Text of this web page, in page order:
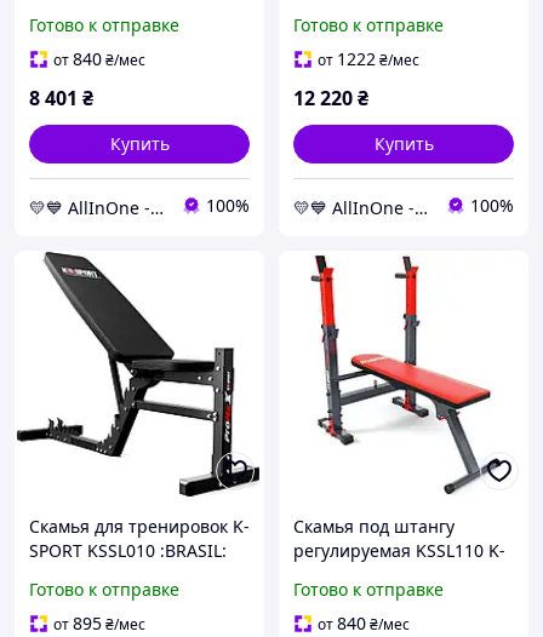
SPORT AllInOne -market-
without-queues-
Готово к отправке
от840₴/мес
8 401 ₴
Купить
💛💙 AllInOne - находи все необходимое в одном магазине! 100%
market-without-queues-
Готово к отправке
от 1222₴/мес
12 220₴
Купить
💛💙 AllInOne - находи все необходимое в одном магазине! 100%
Скамья для тренировок K-
SPORT KSSL010 :BRASIL:
Готово к отправке
от895₴/мес
Скамья под штангу
регулируемая KSSL110 K-
Готово к отправке
от840₴/мес